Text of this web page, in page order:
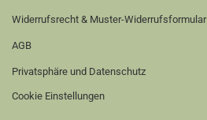
Widerrufsrecht & Muster-Widerrufsformular
AGB
Privatsphäre und Datenschutz
Cookie Einstellungen